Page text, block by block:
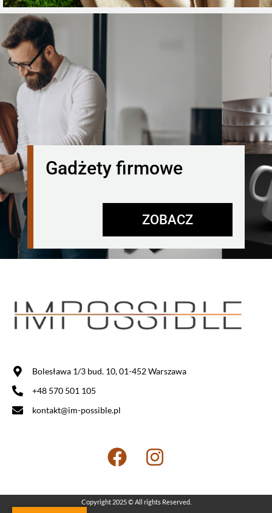
Gadżety firmowe
ZOBACZ
Bolesława 1/3 bud. 10, 01-452 Warszawa
+48 570 501 105
kontakt@im-possible.pl
Copyright 2025 © All rights Reserved.